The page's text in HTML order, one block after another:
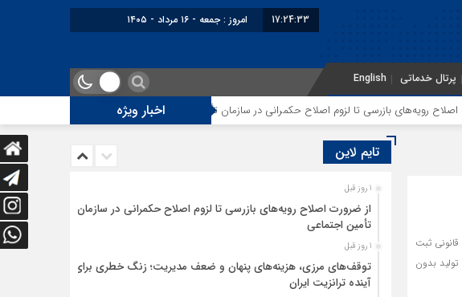
17:24:33 امروز : جمعه - ۱۶ مرداد - ۱۴۰۵
پرتال خدماتی English
اخبار ویژه رویه‌های بازرسی تا لزوم اصلاح حکمرانی در سازمان تأمین اجتماعی توقف‌های مرزی، هزینه‌های
ثبت
بدون
تایم لاین
1 روز قبل
از ضرورت اصلاح رویه‌های بازرسی تا لزوم اصلاح حکمرانی در سازمان
تأمین اجتماعی
1 روز قبل
توقف‌های مرزی، هزینه‌های پنهان و ضعف مدیریت؛ زنگ خطری برای
آینده ترانزیت ایران